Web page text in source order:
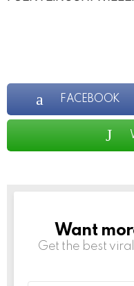
FACEBOOK
NEWSLETTER
Want
Get the best